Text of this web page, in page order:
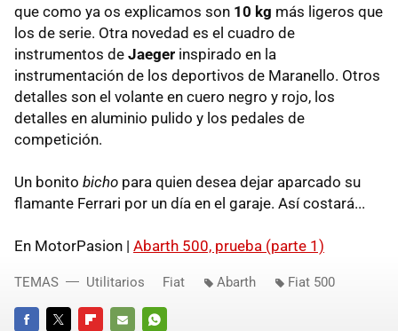
que como ya os explicamos son 10 kg más ligeros que
los de serie. Otra novedad es el cuadro de
instrumentos de Jaeger inspirado en la
instrumentación de los deportivos de Maranello. Otros
detalles son el volante en cuero negro y rojo, los
detalles en aluminio pulido y los pedales de
competición.
Un bonito bicho para quien desea dejar aparcado su
flamante Ferrari por un día en el garaje. Así costará...
En MotorPasion | Abarth 500, prueba (parte 1)
TEMAS Utilitarios Fiat Abarth Fiat 500